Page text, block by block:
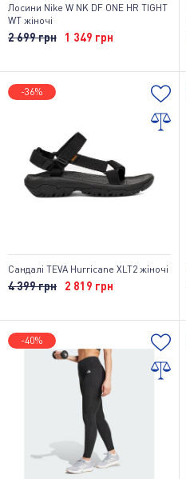
Лосини Nike W NK DF ONE HR TIGHT
WT жіночі
2 699 грн 1 349 грн
-36%
Сандалі TEVA Hurricane XLT2 жіночі
4 399 грн 2 819 грн
-40%